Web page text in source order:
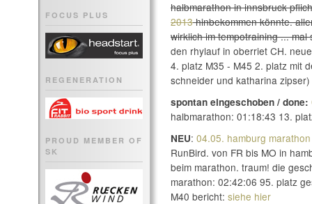
FOCUS PLUS
REGENERATION
PROUD MEMBER OF
SK
halbmarathon in innsbruck
2013hinbekommen könnte.
wirklich im tempotraining ... mal
den rhylauf in oberriet CH.
4. platz M35 - M45 2. platz mit
schneider und katharina
spontan eingeschoben / done:
halbmarathon: 01:18:43 13.
NEU: 04.05. hamburg marathon
RunBird. von FR bis MO in
beim marathon. traum! die
marathon: 02:42:06 95. platz
M40 bericht: siehe hier